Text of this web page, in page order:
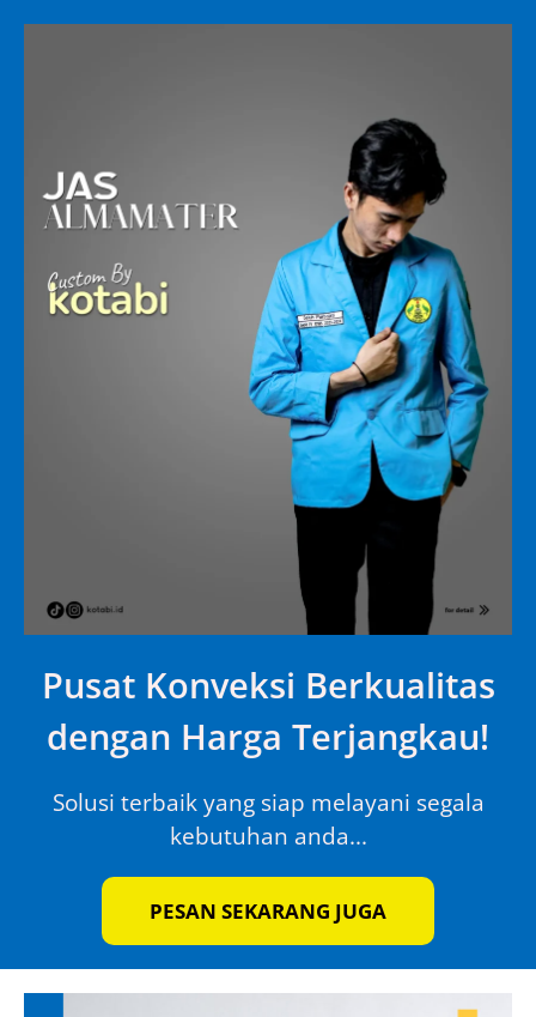
Pusat Konveksi Berkualitas
dengan Harga Terjangkau!
Solusi terbaik yang siap melayani segala
kebutuhan anda...
PESAN SEKARANG JUGA